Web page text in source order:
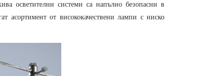
осветителни системи са напълно безопасни в
асортимент от висококачествени лампи с ниско